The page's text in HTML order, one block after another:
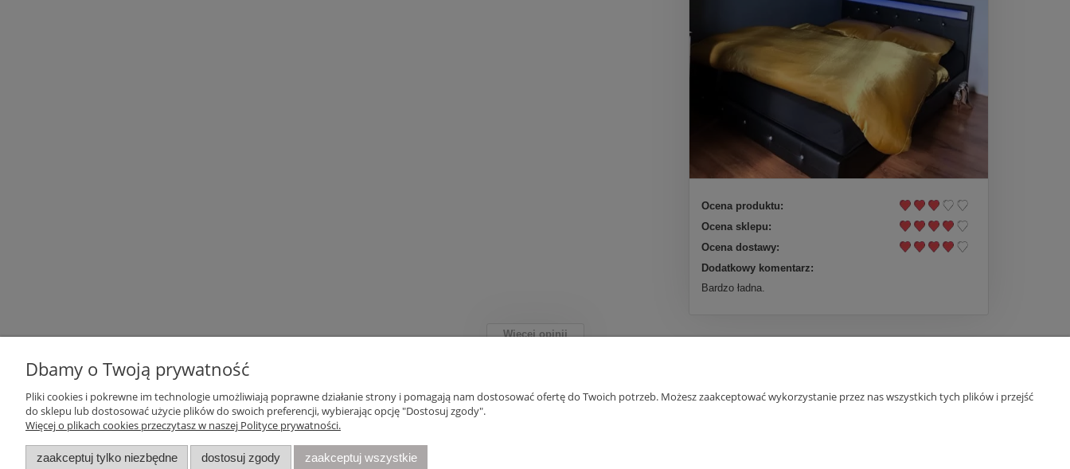
Ocena produktu:
Ocena sklepu:
Ocena dostawy:
Dodatkowy komentarz:
Bardzo ładna.
Więcej opinii
Pomoc
Regulamin
Moje konto
Ustawienia konta
Płatności i dostawa O nas
Dbamy o Twoją prywatność
Pliki cookies i pokrewne im technologie umożliwiają poprawne działanie strony i pomagają nam dostosować ofertę do Twoich potrzeb. Możesz zaakceptować wykorzystanie przez nas wszystkich tych plików i przejść
do sklepu lub dostosować użycie plików do swoich preferencji, wybierając opcję "Dostosuj zgody".
Więcej o plikach cookies przeczytasz w naszej Polityce prywatności.
zaakceptuj tylko niezbędne dostosuj zgody zaakceptuj wszystkie